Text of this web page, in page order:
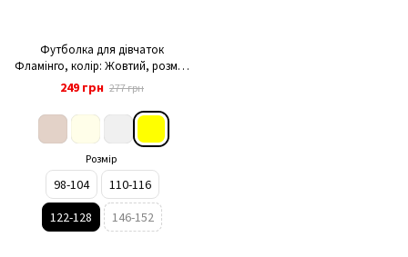
Футболка для дівчаток
Фламінго, колір: Жовтий, розмір:
122-128, арт. 269-114
249 грн 277 грн
Розмір
98-104
110-116
122-128
146-152